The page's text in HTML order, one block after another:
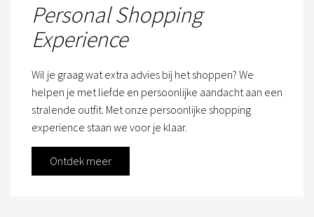
Personal Shopping
Experience
Wil je graag wat extra advies bij het shoppen? We
helpen je met liefde en persoonlijke aandacht aan een
stralende outfit. Met onze persoonlijke shopping
experience staan we voor je klaar.
Ontdek meer